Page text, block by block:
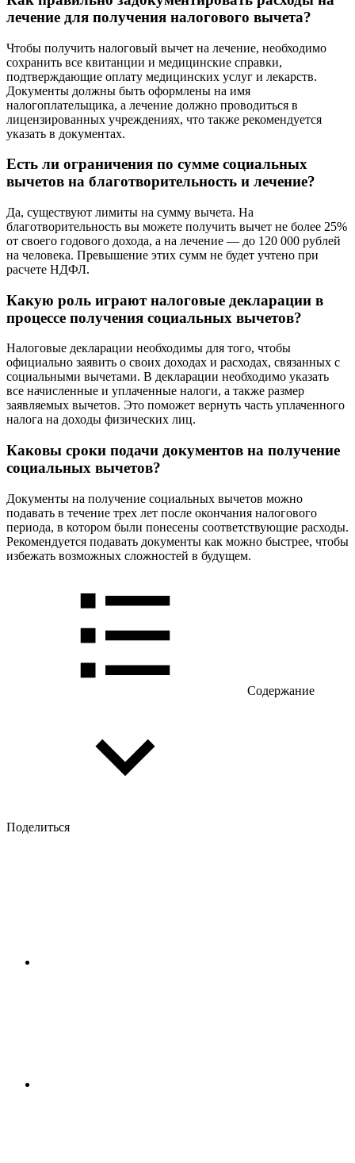
лечение для получения налогового вычета?
Чтобы получить налоговый вычет на лечение, необходимо
сохранить все квитанции и медицинские справки,
подтверждающие оплату медицинских услуг и лекарств.
Документы должны быть оформлены на имя
налогоплательщика, а лечение должно проводиться в
лицензированных учреждениях, что также рекомендуется
указать в документах.
Есть ли ограничения по сумме социальных
вычетов на благотворительность и лечение?
Да, существуют лимиты на сумму вычета. На
благотворительность вы можете получить вычет не более 25%
от своего годового дохода, а на лечение — до 120 000 рублей
на человека. Превышение этих сумм не будет учтено при
расчете НДФЛ.
Какую роль играют налоговые декларации в
процессе получения социальных вычетов?
Налоговые декларации необходимы для того, чтобы
официально заявить о своих доходах и расходах, связанных с
социальными вычетами. В декларации необходимо указать
все начисленные и уплаченные налоги, а также размер
заявляемых вычетов. Это поможет вернуть часть уплаченного
налога на доходы физических лиц.
Каковы сроки подачи документов на получение
социальных вычетов?
Документы на получение социальных вычетов можно
подавать в течение трех лет после окончания налогового
периода, в котором были понесены соответствующие расходы.
Рекомендуется подавать документы как можно быстрее, чтобы
избежать возможных сложностей в будущем.
Содержание
Поделиться